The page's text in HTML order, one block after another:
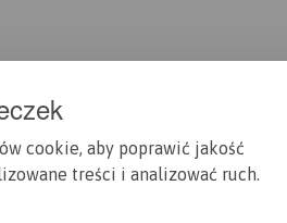
cookie, aby poprawić jakość
treści i analizować ruch.